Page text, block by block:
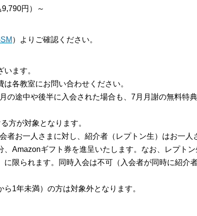
円）～
）よりご確認ください。
ます。
各教室にお問い合わせください。
の途中や後半に入会された場合も、 7月月謝の無料特
方が対象となります。
者お一人さまに対し、紹介者（レプトン生）はお一人
Amazonギフト券を進呈いたします。なお、レプト
限られます。同時入会は不可（入会者が同時に紹介
1年未満）の方は対象外となります。